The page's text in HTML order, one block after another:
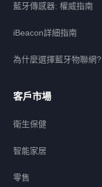
藍牙傳感器: 權威指南
iBeacon詳細指南
為什麼選擇藍牙物聯網?
客戶市場
衛生保健
智能家居
零售